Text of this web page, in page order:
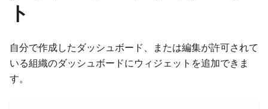
ト
自分で作成したダッシュボード、または編集が許可されて
いる組織のダッシュボードにウィジェットを追加できま
す。